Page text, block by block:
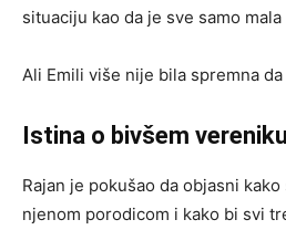
situaciju kao da je sve samo
Ali Emili više nije bila spremna
Istina o bivšem vereniku
Rajan je pokušao da objasni
njenom porodicom i kako bi svi